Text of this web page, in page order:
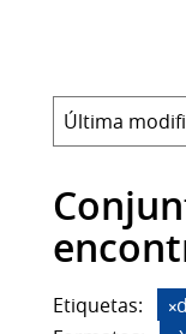
Etiquetas: